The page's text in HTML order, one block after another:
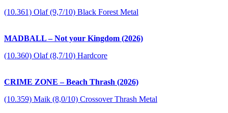
(10.361) Olaf (9,7/10) Black Forest Metal
MADBALL – Not your Kingdom (2026)
(10.360) Olaf (8,7/10) Hardcore
CRIME ZONE – Beach Thrash (2026)
(10.359) Maik (8,0/10) Crossover Thrash Metal